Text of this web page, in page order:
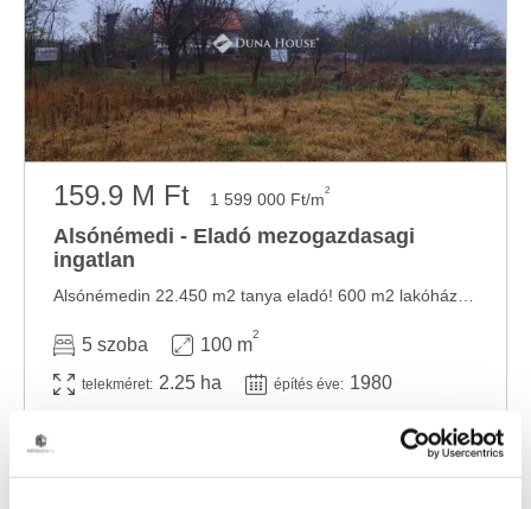
159.9 M Ft 1 599 000 Ft/m2
Alsónémedi - Eladó mezogazdasagi
ingatlan
5 szoba 100 m
2
telekméret: 2.25 ha építés éve: 1980